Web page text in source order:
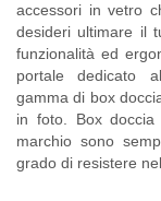
accessori in vetro
desideri ultimare il
funzionalità ed
portale dedicato
gamma di box
in foto. Box
marchio sono
grado di resistere